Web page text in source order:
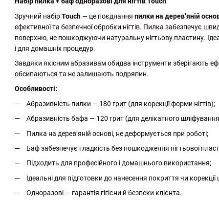
Зручний набірTouch — це поєднання пилки на дерев’яній
ефективної та безпечної обробки нігтів. Пилка забезпечує
поверхню, не пошкоджуючи натуральну нігтьову пластину.
і для домашніх процедур.
Завдяки якісним абразивам обидва інструменти зберігають
обсипаються та не залишають подряпин.
Особливості:
Абразивність пилки — 180 грит (для корекції форми нігтів);
Абразивність бафа — 120 грит (для делікатного
Пилка на дерев’яній основі, не деформується при роботі;
Баф забезпечує гладкість без пошкодження нігтьової
Підходить для професійного і домашнього використання;
Ідеальні для підготовки до нанесення покриття чи корекції
Одноразові — гарантія гігієни й безпеки клієнта.